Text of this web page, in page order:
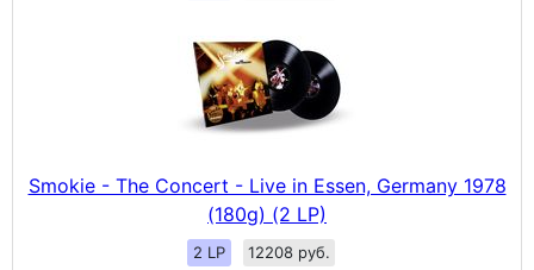
Smokie - The Concert - Live in Essen, Germany 1978
(180g) (2 LP)
2 LP 12208 руб.